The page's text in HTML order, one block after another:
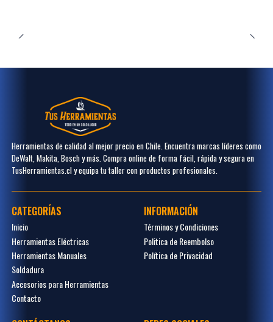
Herramientas de calidad al mejor precio en Chile. Encuentra marcas líderes como
DeWalt, Makita, Bosch y más. Compra online de forma fácil, rápida y segura en
TusHerramientas.cl y equipa tu taller con productos profesionales.
CATEGORÍAS
Inicio
Herramientas Eléctricas
Herramientas Manuales
Soldadura
Accesorios para Herramientas
Contacto
INFORMACIÓN
Términos y Condiciones
Politica de Reembolso
Política de Privacidad